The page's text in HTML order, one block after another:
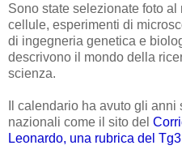
Sono state selezionate foto
cellule, esperimenti di
di ingegneria genetica e
descrivono il mondo della
scienza.
Il calendario ha avuto gli
nazionali come il sito del
Leonardo, una rubrica del